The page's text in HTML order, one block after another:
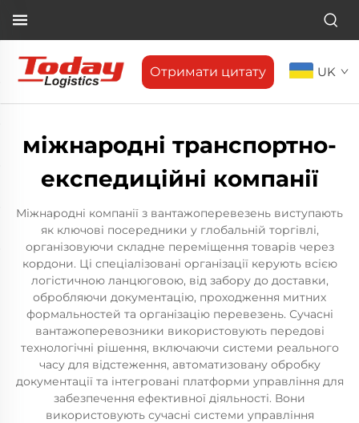
Отримати цитату UK
міжнародні транспортно-
експедиційні компанії
Міжнародні компанії з вантажоперевезень виступають
як ключові посередники у глобальній торгівлі,
організовуючи складне переміщення товарів через
кордони. Ці спеціалізовані організації керують всією
логістичною ланцюговою, від забору до доставки,
обробляючи документацію, проходження митних
формальностей та організацію перевезень. Сучасні
вантажоперевозники використовують передові
технологічні рішення, включаючи системи реального
часу для відстеження, автоматизовану обробку
документації та інтегровані платформи управління для
забезпечення ефективної діяльності. Вони
використовують сучасні системи управління